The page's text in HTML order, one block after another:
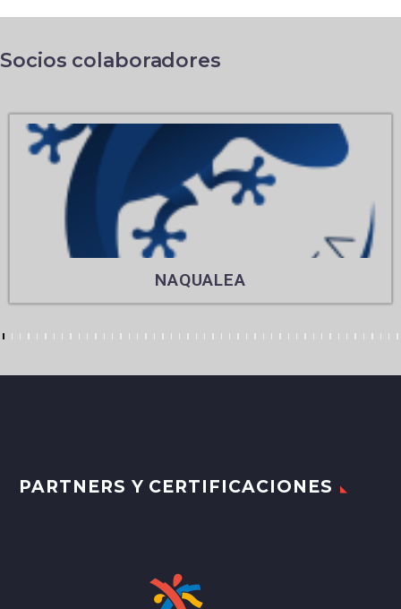
Socios colaboradores
NAQUALEA
7 8 9 1011121314151617181920212223242526272829303132333435363738394041424344454647484950
PARTNERS Y CERTIFICACIONES